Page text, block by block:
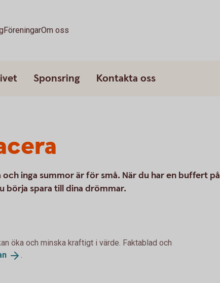
FöreningarOm oss
Sponsring Kontakta oss
inga summor är för små. När du har en buffert på
börja spara till dina drömmar.
öka och minska kraftigt i värde. Faktablad och
.